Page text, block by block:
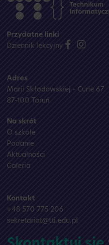
Przydatne linki
Dziennik lekcyjny
Adres
Marii Skłodowskiej - Curie 67
87-100 Toruń
Na skrót
O szkole
Podanie
Aktualności
Galeria
Kontakt
+48 570 775 206
sekretariat@tti.edu.pl